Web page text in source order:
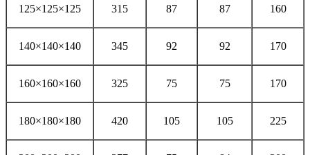
125×125×125 315 87 87 160
140×140×140 345 92 92 170
160×160×160 325 75 75 170
180×180×180 420 105 105 225